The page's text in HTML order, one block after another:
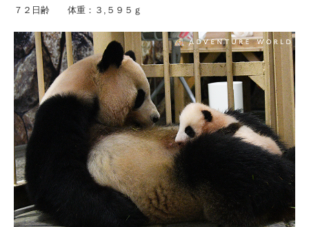
７２日齢 体重：３,５９５ｇ